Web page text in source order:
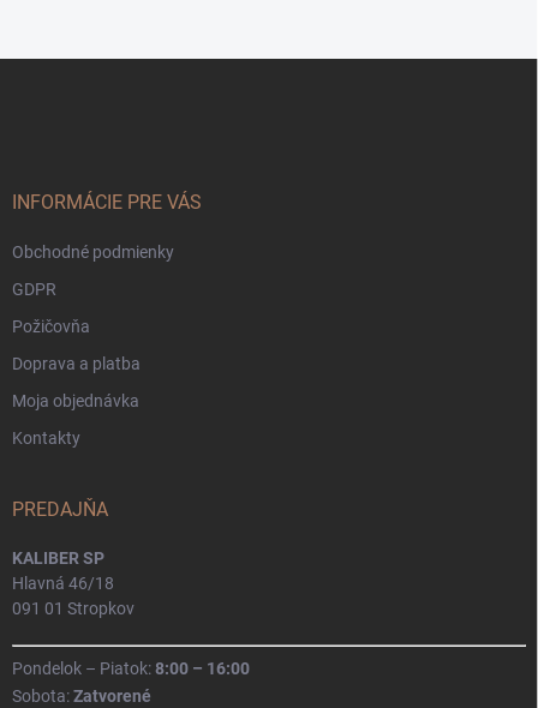
INFORMÁCIE PRE VÁS
Obchodné podmienky
GDPR
Požičovňa
Doprava a platba
Moja objednávka
Kontakty
PREDAJŇA
KALIBER SP
Hlavná 46/18
091 01 Stropkov
Pondelok – Piatok:8:00 – 16:00
Sobota:Zatvorené